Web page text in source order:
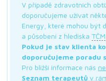
V případě zdravotních
doporučujeme užívat
Energy, které mohou být
a působení z hlediska TČM
Pokud je stav klienta
doporučujeme poradu
Pro bližší informace nás
Seznam terapeutů v